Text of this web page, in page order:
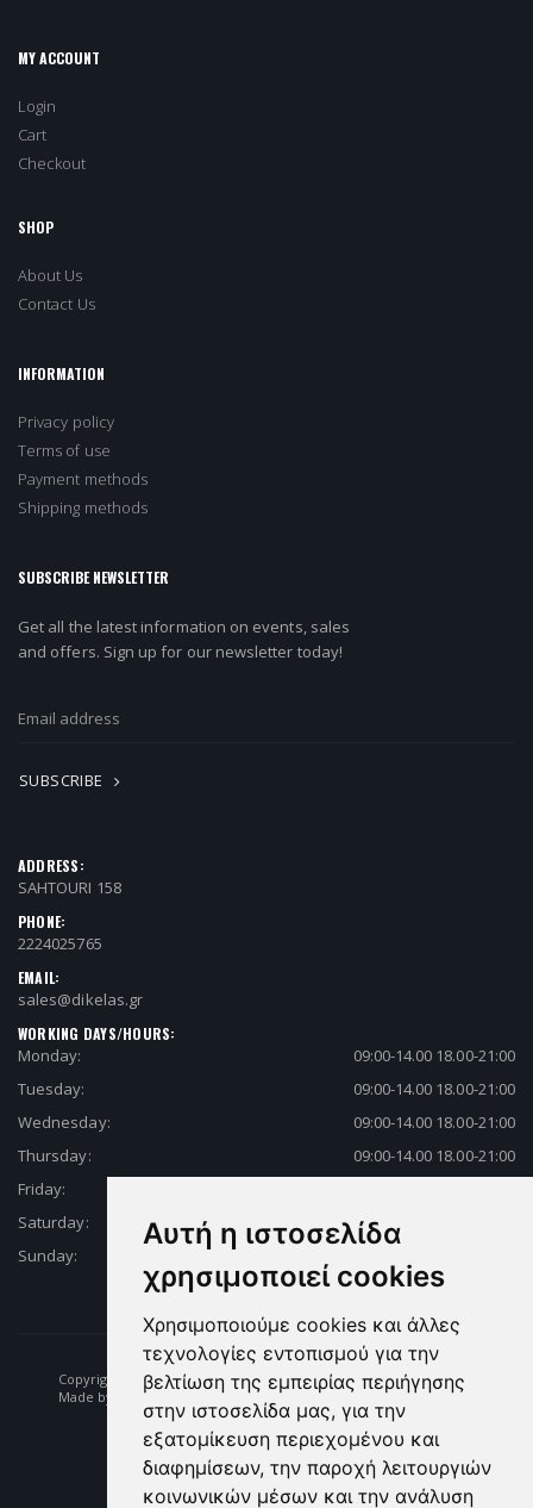
Αυτή η ιστοσελίδα
χρησιμοποιεί cookies
Χρησιμοποιούμε cookies και άλλες
τεχνολογίες εντοπισμού για την
βελτίωση της εμπειρίας περιήγησης
στην ιστοσελίδα μας, για την
εξατομίκευση περιεχομένου και
διαφημίσεων, την παροχή λειτουργιών
κοινωνικών μέσων και την ανάλυση
MY ACCOUNT
Login
Cart
Checkout
SHOP
About Us
Contact Us
INFORMATION
Privacy policy
Terms of use
Payment methods
Shipping methods
SUBSCRIBE NEWSLETTER
Get all the latest information on events, sales
and offers. Sign up for our newsletter today!
SUBSCRIBE
ADDRESS:
SAHTOURI 158
PHONE:
2224025765
EMAIL:
sales@dikelas.gr
WORKING DAYS/HOURS:
Monday:
09:00-14.00 18.00-21:00
Tuesday:
09:00-14.00 18.00-21:00
Wednesday:
09:00-14.00 18.00-21:00
Thursday:
09:00-14.00 18.00-21:00
Friday:
Saturday:
09:00-14.00 18.00-21:00
Sunday:
Copyright © 2026 Fishing | Diving | Fishing Equipment - Dikelas.gr
Made by: e-biz.gr